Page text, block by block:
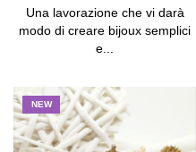
Una lavorazione che vi darà
modo di creare bijoux semplici
e...
NEW